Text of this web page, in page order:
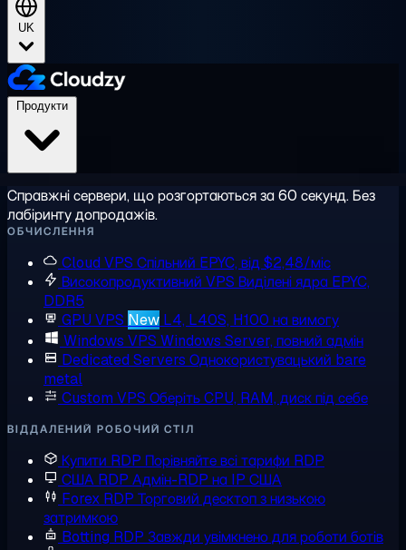
UK
Справжні сервери, що розгортаються за 60 секунд. Без
лабіринту допродажів.
ОБЧИСЛЕННЯ
Cloud VPS Спільний EPYC, від $2,48/міс
Високопродуктивний VPS Виділені ядра EPYC,
DDR5
GPU VPS New L4, L40S, H100 на вимогу
Windows VPS Windows Server, повний адмін
Dedicated Servers Однокористувацький bare
metal
Custom VPS Оберіть CPU, RAM, диск під себе
ВІДДАЛЕНИЙ РОБОЧИЙ СТІЛ
Купити RDP Порівняйте всі тарифи RDP
США RDP Адмін-RDP на IP США
Forex RDP Торговий десктоп з низькою
затримкою
Botting RDP Завжди увімкнено для роботи ботів